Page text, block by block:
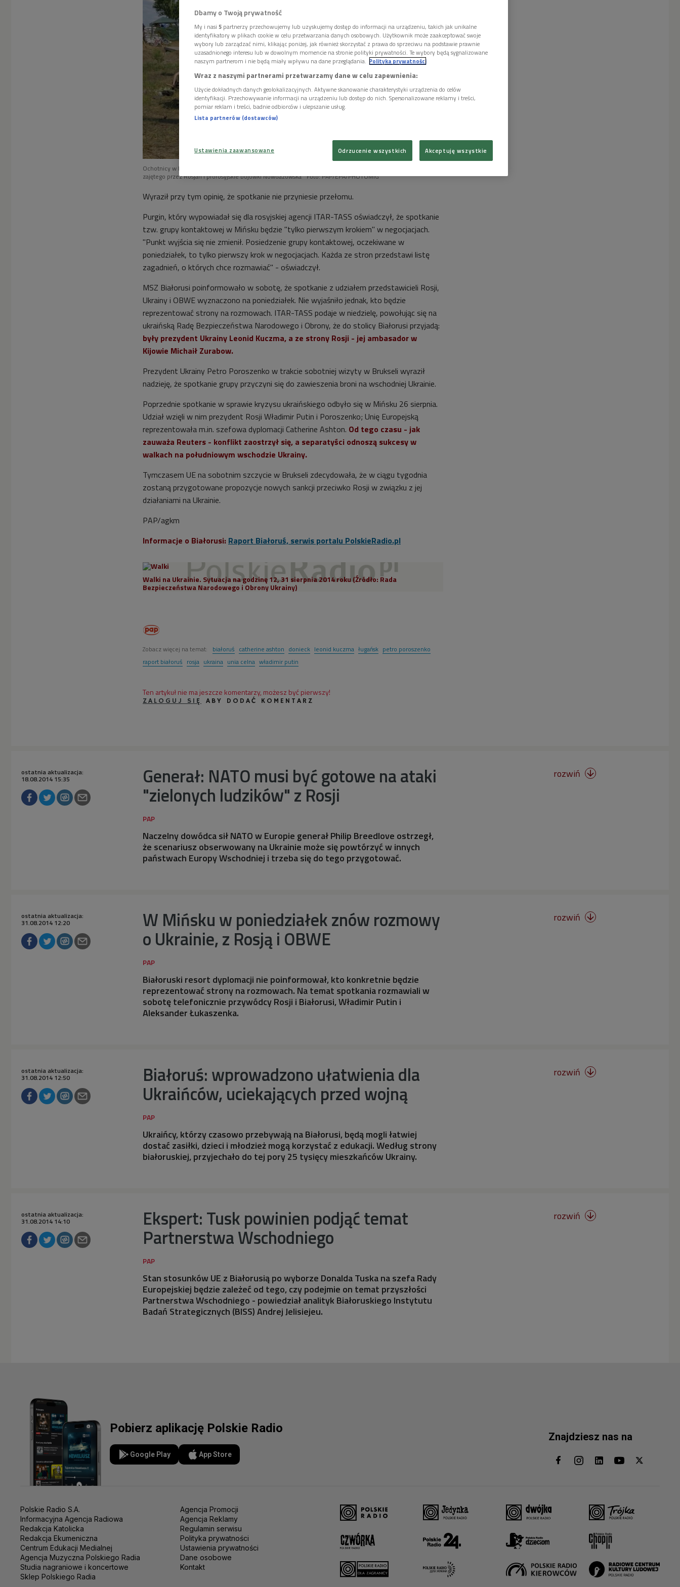
Ochotnicy w Mariupolu kopią okopy w pobliżu pozycji ukraińskiej armii. Miasto spodziewa się ataku od strony
zajętego przez Rosjan i prorosyjskie bojówki Nowoazowska Foto: PAP/EPA/PHOTOMIG
Wyraził przy tym opinię, że spotkanie nie przyniesie przełomu.
Purgin, który wypowiadał się dla rosyjskiej agencji ITAR-TASS oświadczył, że spotkanie
tzw. grupy kontaktowej w Mińsku będzie "tylko pierwszym krokiem" w negocjacjach.
"Punkt wyjścia się nie zmienił. Posiedzenie grupy kontaktowej, oczekiwane w
poniedziałek, to tylko pierwszy krok w negocjacjach. Każda ze stron przedstawi listę
zagadnień, o których chce rozmawiać" - oświadczył.
MSZ Białorusi poinformowało w sobotę, że spotkanie z udziałem przedstawicieli Rosji,
Ukrainy i OBWE wyznaczono na poniedziałek. Nie wyjaśniło jednak, kto będzie
reprezentować strony na rozmowach. ITAR-TASS podaje w niedzielę, powołując się na
ukraińską Radę Bezpieczeństwa Narodowego i Obrony, że do stolicy Białorusi przyjadą:
były prezydent Ukrainy Leonid Kuczma, a ze strony Rosji - jej ambasador w
Kijowie Michaił Zurabow.
Prezydent Ukrainy Petro Poroszenko w trakcie sobotniej wizyty w Brukseli wyraził
nadzieję, że spotkanie grupy przyczyni się do zawieszenia broni na wschodniej Ukrainie.
Poprzednie spotkanie w sprawie kryzysu ukraińskiego odbyło się w Mińsku 26 sierpnia.
Udział wzięli w nim prezydent Rosji Władimir Putin i Poroszenko; Unię Europejską
reprezentowała m.in. szefowa dyplomacji Catherine Ashton. Od tego czasu - jak
zauważa Reuters - konflikt zaostrzył się, a separatyści odnoszą sukcesy w
walkach na południowym wschodzie Ukrainy.
Tymczasem UE na sobotnim szczycie w Brukseli zdecydowała, że w ciągu tygodnia
zostaną przygotowane propozycje nowych sankcji przeciwko Rosji w związku z jej
działaniami na Ukrainie.
PAP/agkm
Informacje o Białorusi: Raport Białoruś, serwis portalu PolskieRadio.pl
Walki na Ukrainie. Sytuacja na godzinę 12, 31 sierpnia 2014 roku (Źródło: Rada
Bezpieczeństwa Narodowego i Obrony Ukrainy)
Zobacz więcej na temat: białoruś catherine ashton donieck leonid kuczma ługańsk petro poroszenko
raport białoruś rosja ukraina unia celna władimir putin
Ten artykuł nie ma jeszcze komentarzy, możesz być pierwszy!
ZALOGUJ SIĘ ABY DODAĆ KOMENTARZ
Generał: NATO musi być gotowe na ataki
"zielonych ludzików" z Rosji
ostatnia aktualizacja:
18.08.2014 15:35
Naczelny dowódca sił NATO w Europie generał Philip Breedlove ostrzegł,
że scenariusz obserwowany na Ukrainie może się powtórzyć w innych
państwach Europy Wschodniej i trzeba się do tego przygotować.
rozwiń 
W Mińsku w poniedziałek znów rozmowy
o Ukrainie, z Rosją i OBWE
ostatnia aktualizacja:
31.08.2014 12:20
Białoruski resort dyplomacji nie poinformował, kto konkretnie będzie
reprezentować strony na rozmowach. Na temat spotkania rozmawiali w
sobotę telefonicznie przywódcy Rosji i Białorusi, Władimir Putin i
Aleksander Łukaszenka.
rozwiń 
Białoruś: wprowadzono ułatwienia dla
Ukraińców, uciekających przed wojną
ostatnia aktualizacja:
31.08.2014 12:50
Ukraińcy, którzy czasowo przebywają na Białorusi, będą mogli łatwiej
dostać zasiłki, dzieci i młodzież mogą korzystać z edukacji. Według strony
białoruskiej, przyjechało do tej pory 25 tysięcy mieszkańców Ukrainy.
rozwiń 
Ekspert: Tusk powinien podjąć temat
Partnerstwa Wschodniego
ostatnia aktualizacja:
31.08.2014 14:10
Stan stosunków UE z Białorusią po wyborze Donalda Tuska na szefa Rady
Europejskiej będzie zależeć od tego, czy podejmie on temat przyszłości
Partnerstwa Wschodniego - powiedział analityk Białoruskiego Instytutu
Badań Strategicznych (BISS) Andrej Jelisiejeu.
rozwiń 
Pobierz aplikację Polskie Radio
Google Play App Store
Znajdziesz nas na
Polskie Radio S.A.
Informacyjna Agencja Radiowa
Redakcja Katolicka
Redakcja Ekumeniczna
Centrum Edukacji Medialnej
Agencja Muzyczna Polskiego Radia
Studia nagraniowe i koncertowe
Sklep Polskiego Radia
Agencja Promocji
Agencja Reklamy
Regulamin serwisu
Polityka prywatności
Ustawienia prywatności
Dane osobowe
Kontakt
Dbamy o Twoją prywatność
My i nasi 5 partnerzy przechowujemy lub uzyskujemy dostęp do informacji na urządzeniu, takich jak unikalne
identyfikatory w plikach cookie w celu przetwarzania danych osobowych. Użytkownik może zaakceptować swoje
wybory lub zarządzać nimi, klikając poniżej, jak również skorzystać z prawa do sprzeciwu na podstawie prawnie
uzasadnionego interesu lub w dowolnym momencie na stronie polityki prywatności. Te wybory będą sygnalizowane
naszym partnerom i nie będą miały wpływu na dane przeglądania. Polityka prywatności
Wraz z naszymi partnerami przetwarzamy dane w celu zapewnienia:
Użycie dokładnych danych geolokalizacyjnych. Aktywne skanowanie charakterystyki urządzenia do celów
identyfikacji. Przechowywanie informacji na urządzeniu lub dostęp do nich. Spersonalizowane reklamy i treści,
pomiar reklam i treści, badnie odbiorców i ulepszanie usług.
Lista partnerów (dostawców)
Ustawienia zaawansowane Odrzucenie wszystkich Akceptuję wszystkie